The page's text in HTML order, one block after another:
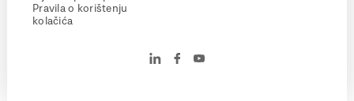
Pravila o korištenju
kolačića